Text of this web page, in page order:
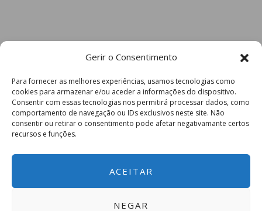
Gerir o Consentimento
Para fornecer as melhores experiências, usamos tecnologias como
cookies para armazenar e/ou aceder a informações do dispositivo.
Consentir com essas tecnologias nos permitirá processar dados, como
comportamento de navegação ou IDs exclusivos neste site. Não
consentir ou retirar o consentimento pode afetar negativamante certos
recursos e funções.
ACEITAR
NEGAR